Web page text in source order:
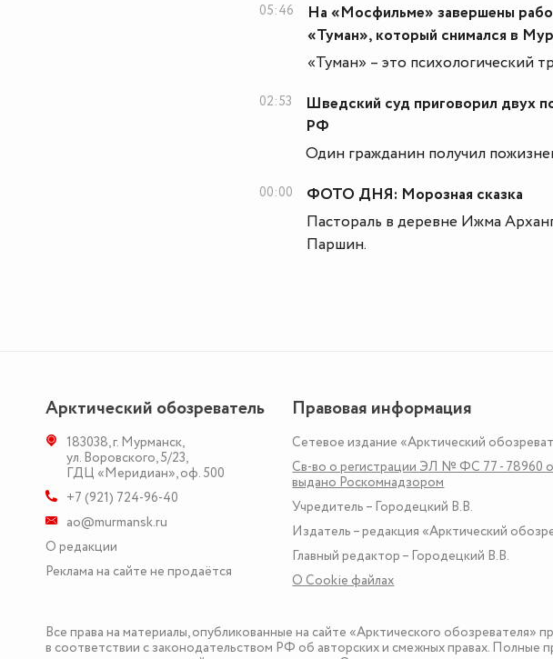
05:46
На «Мосфильме» завершены
«Туман», который снимался в
«Туман» – это психологический
02:53
Шведский суд приговорил двух
РФ
Один гражданин получил
00:00
ФОТО ДНЯ: Морозная сказка
Пастораль в деревне Ижма
Паршин.
Арктический обозреватель
183038,г. Мурманск,
ул. Воровского, 5/23,
ГДЦ «Меридиан», оф. 500
+7 (921) 724-96-40
ao@murmansk.ru
О редакции
Реклама на сайте не продаётся
Правовая информация
Сетевое издание «Арктический
Св-во о регистрации ЭЛ № ФС 77 - 78960
выдано Роскомнадзором
Учредитель – Городецкий В.В.
Издатель – редакция «Арктический
Главный редактор – Городецкий В.В.
О Сookie файлах
Все права на материалы, опубликованные на сайте «Арктического обозревателя»
в соответствии с законодательством РФ об авторских и смежных правах. Полные